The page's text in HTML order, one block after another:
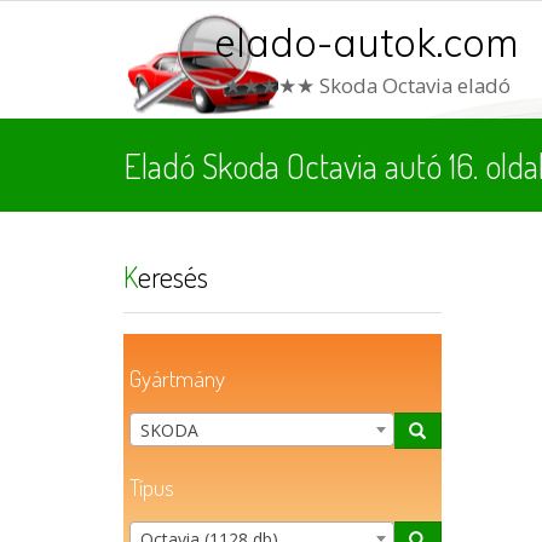
elado-autok.com
★★★★★ Skoda Octavia eladó
Eladó Skoda Octavia autó 16.
Keresés
Gyártmány
SKODA
Típus